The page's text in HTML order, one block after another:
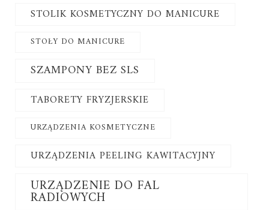
STOLIK KOSMETYCZNY DO MANICURE
STOŁY DO MANICURE
SZAMPONY BEZ SLS
TABORETY FRYZJERSKIE
URZĄDZENIA KOSMETYCZNE
URZĄDZENIA PEELING KAWITACYJNY
URZĄDZENIE DO FAL
RADIOWYCH